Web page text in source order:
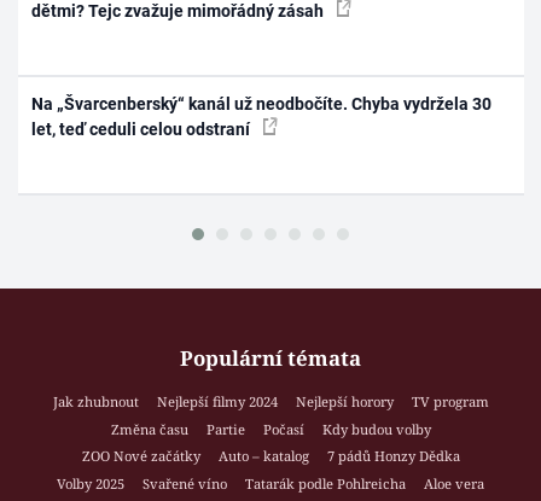
dětmi? Tejc zvažuje mimořádný zásah
Na „Švarcenberský“ kanál už neodbočíte. Chyba vydržela 30
let, teď ceduli celou odstraní
Populární témata
Jak zhubnout Nejlepší filmy 2024 Nejlepší horory
TV program
Změna času
Partie Počasí
Kdy budou volby
ZOO Nové začátky
Auto – katalog
7 pádů Honzy Dědka
Volby 2025
Svařené víno Tatarák podle Pohlreicha
Aloe vera